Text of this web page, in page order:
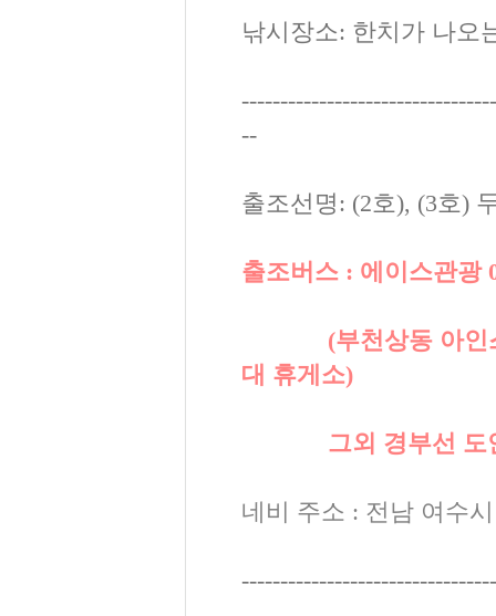
낚시장소: 한치가 나오
--
출조선명: (2호), (3호)
출조버스 : 에이스관광
(부천상동 아인스월
대 휴게소)
그외 경부선 도안
네비 주소 : 전남 여수